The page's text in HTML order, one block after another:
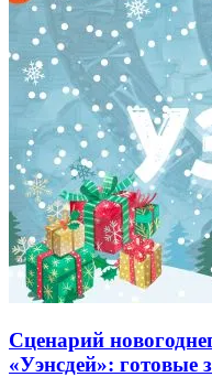
Сценарий
«Уэнсдей»: готовые